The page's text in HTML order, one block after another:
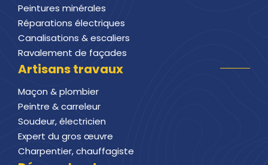
Peintures minérales
Réparations électriques
Canalisations & escaliers
Ravalement de façades
Artisans travaux
Maçon & plombier
Peintre & carreleur
Soudeur, électricien
Expert du gros œuvre
Charpentier, chauffagiste